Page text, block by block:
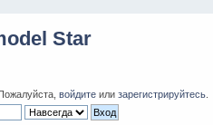
Star
Пожалуйста, войдите или зарегистрируйтесь